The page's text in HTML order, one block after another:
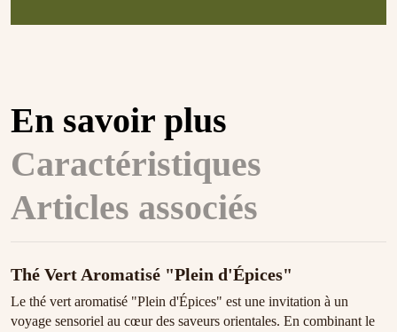
En savoir plus
Caractéristiques
Articles associés
Thé Vert Aromatisé "Plein d'Épices"
Le thé vert aromatisé "Plein d'Épices" est une invitation à un
voyage sensoriel au cœur des saveurs orientales. En combinant le